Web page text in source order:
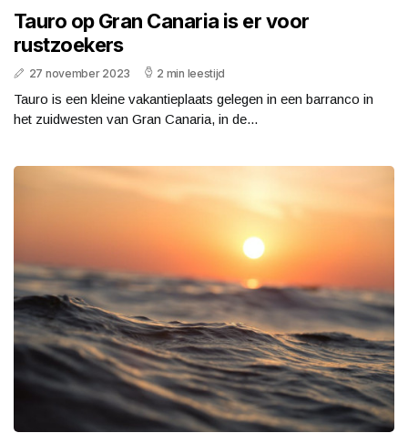
Tauro op Gran Canaria is er voor
rustzoekers
27 november 2023 2 min leestijd
Tauro is een kleine vakantieplaats gelegen in een barranco in
het zuidwesten van Gran Canaria, in de...